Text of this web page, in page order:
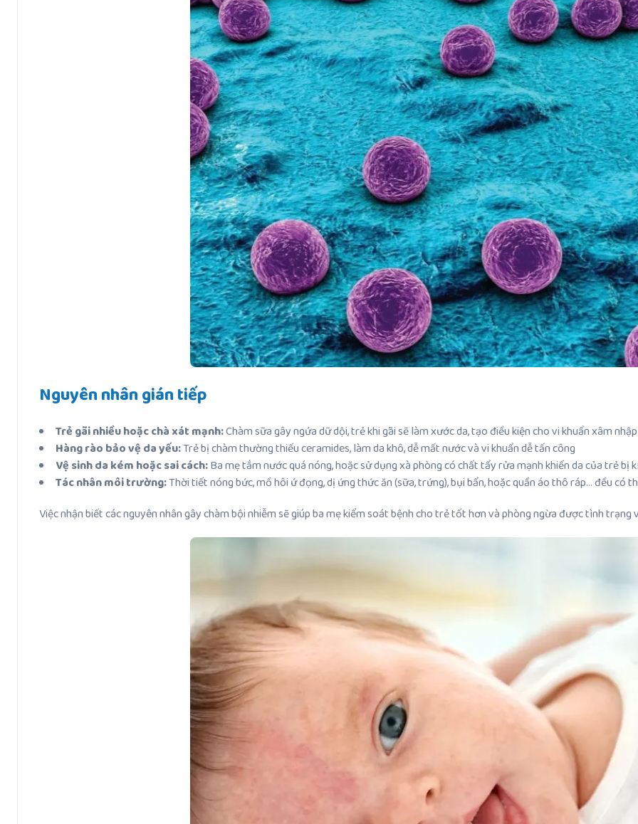
Nguyên nhân gián tiếp
Trẻ gãi nhiều hoặc chà xát mạnh:Chàm sữa gây ngứa dữ dội, trẻ khi gãi sẽ làm xước da, tạo điều kiện cho vi khuẩn xâm nhập
Hàng rào bảo vệ da yếu:Trẻ bị chàm thường thiếu ceramides, làm da khô, dễ mất nước và vi khuẩn dễ tấn công
Vệ sinh da kém hoặc sai cách:Ba mẹ tắm nước quá nóng, hoặc sử dụng xà phòng có chất tẩy rửa mạnh khiến da của trẻ bị
Tác nhân môi trường:Thời tiết nóng bức, mồ hôi ứ đọng, dị ứng thức ăn (sữa, trứng), bụi bẩn, hoặc quần áo thô ráp… đều có
Việc nhận biết các nguyên nhân gây chàm bội nhiễm sẽ giúp ba mẹ kiểm soát bệnh cho trẻ tốt hơn và phòng ngừa được tình trạng